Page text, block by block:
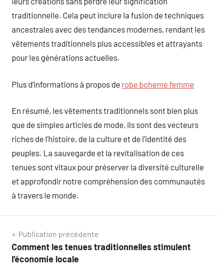
traditionnelle. Cela peut inclure la fusion de techniques
ancestrales avec des tendances modernes, rendant les
vêtements traditionnels plus accessibles et attrayants
pour les générations actuelles.
Plus d’informations à propos de robe boheme femme
En résumé, les vêtements traditionnels sont bien plus
que de simples articles de mode, ils sont des vecteurs
riches de l’histoire, de la culture et de l’identité des
peuples. La sauvegarde et la revitalisation de ces
tenues sont vitaux pour préserver la diversité culturelle
et approfondir notre compréhension des communautés
à travers le monde.
Navigation
de
Publication précédente
Comment les tenues traditionnelles stimulent
l’économie locale